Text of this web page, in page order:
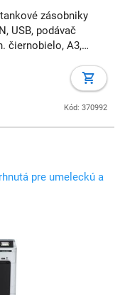
zásobniky
USB, podávač
čiernobielo, A3,
Kód: 370992
pre umeleckú a